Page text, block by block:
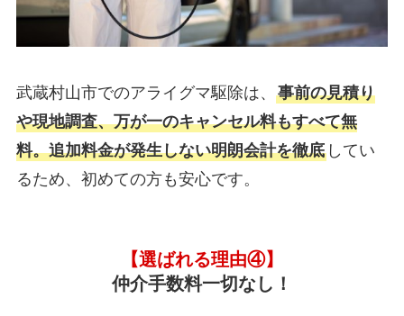
武蔵村山市でのアライグマ駆除は、 事前の見積り
や現地調査、万が一のキャンセル料もすべて無
料。追加料金が発生しない明朗会計を徹底してい
るため、初めての方も安心です。
【選ばれる理由④】
仲介手数料一切なし！